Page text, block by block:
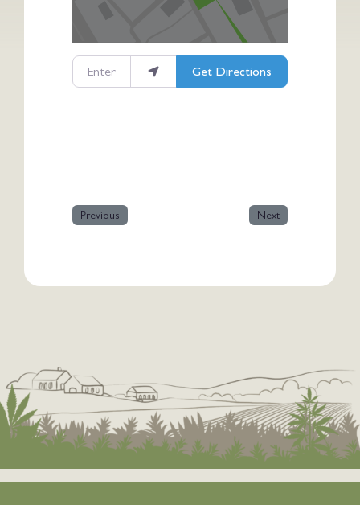
Enter your location
Get Directions
Previous Next